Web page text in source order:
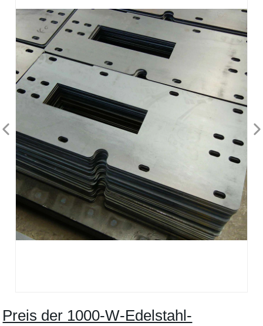
Preis der 1000-W-Edelstahl-